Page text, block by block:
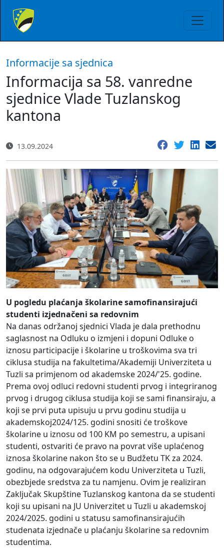
Informacije sa sjednica
Informacija sa 58. vanredne
sjednice Vlade Tuzlanskog
kantona
13.09.2024
U pogledu plaćanja školarine samofinansirajući
studenti izjednačeni sa redovnim
Na danas održanoj sjednici Vlada je dala prethodnu
saglasnost na Odluku o izmjeni i dopuni Odluke o
iznosu participacije i školarine u troškovima sva tri
ciklusa studija na fakultetima/Akademiji Univerziteta u
Tuzli sa primjenom od akademske 2024/'25. godine.
Prema ovoj odluci redovni studenti prvog i integriranog
prvog i drugog ciklusa studija koji se sami finansiraju, a
koji se prvi puta upisuju u prvu godinu studija u
akademskoj2024/125. godini snositi će troškove
školarine u iznosu od 100 KM po semestru, a upisani
studenti, ostvariti će pravo na povrat više uplaćenog
iznosa školarine nakon što se u Budžetu TK za 2024.
godinu, na odgovarajućem kodu Univerziteta u Tuzli,
obezbjede sredstva za tu namjenu. Ovim je realiziran
Zaključak Skupštine Tuzlanskog kantona da se studenti
koji su upisani na JU Univerzitet u Tuzli u akademskoj
2024/2025. godini u statusu samofinansirajućih
studenata izjednače u plaćanju školarine sa redovnim
studentima.